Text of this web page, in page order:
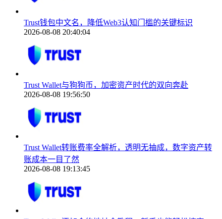
Trust钱包中文名，降低Web3认知门槛的关键标识
2026-08-08 20:40:04
Trust Wallet与狗狗币，加密资产时代的双向奔赴
2026-08-08 19:56:50
Trust Wallet转账费率全解析，透明无抽成，数字资产转
账成本一目了然
2026-08-08 19:13:45